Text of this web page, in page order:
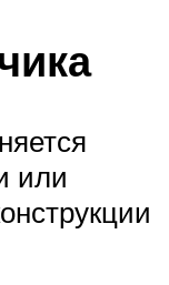
или